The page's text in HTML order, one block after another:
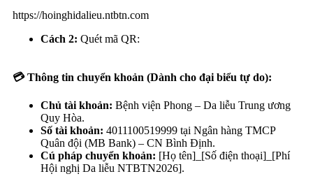
https://hoinghidalieu.ntbtn.com
Cách 2: Quét mã QR:
💳Thông tin chuyển khoản (Dành cho đại biểu tự do):
Chủ tài khoản: Bệnh viện Phong – Da liễu Trung ương
Quy Hòa.
Số tài khoản: 4011100519999 tại Ngân hàng TMCP
Quân đội (MB Bank) – CN Bình Định.
Cú pháp chuyển khoản: [Họ tên]_[Số điện thoại]_[Phí
Hội nghị Da liễu NTBTN2026].